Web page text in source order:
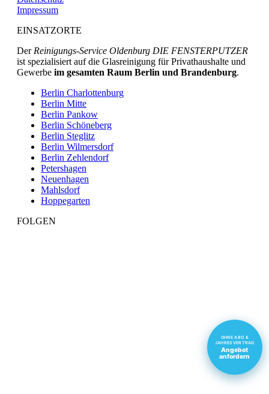
Impressum
EINSATZORTE
Der Reinigungs-Service Oldenburg DIE FENSTERPUTZER
ist spezialisiert auf die Glasreinigung für Privathaushalte und
Gewerbe im gesamten Raum Berlin und Brandenburg.
Berlin Charlottenburg
Berlin Mitte
Berlin Pankow
Berlin Schöneberg
Berlin Steglitz
Berlin Wilmersdorf
Berlin Zehlendorf
Petershagen
Neuenhagen
Mahlsdorf
Hoppegarten
FOLGEN
OHNE ABO &
JAHRESVERTRAG
Angebot
anfordern
Kundenbewertungen und Erfahrungen zu
Reinigungs-Service Oldenburg Inh. Jan Oldenburg